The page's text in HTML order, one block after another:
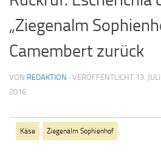
„Ziegenalm
Camembert zurück
VON REDAKTION · VERÖFFENTLICHT 13.
2016
Käse Ziegenalm Sophienhof